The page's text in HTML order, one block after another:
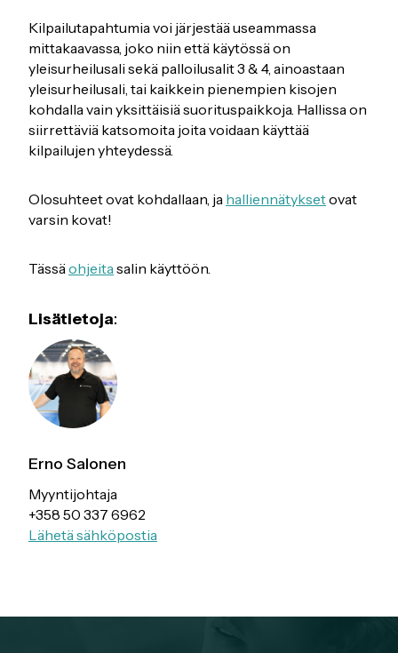
Kilpailutapahtumia voi järjestää useammassa
mittakaavassa, joko niin että käytössä on
yleisurheilusali sekä palloilusalit 3 & 4, ainoastaan
yleisurheilusali, tai kaikkein pienempien kisojen
kohdalla vain yksittäisiä suorituspaikkoja. Hallissa on
siirrettäviä katsomoita joita voidaan käyttää
kilpailujen yhteydessä.
Olosuhteet ovat kohdallaan, ja halliennätyksetovat
varsin kovat!
Tässäohjeitasalin käyttöön.
Lisätietoja:
Erno Salonen
Myyntijohtaja
+358 50 337 6962
Lähetä sähköpostia